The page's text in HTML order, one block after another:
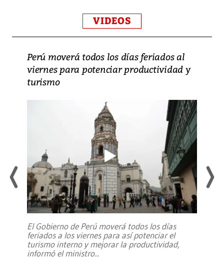
VIDEOS
Perú moverá todos los días feriados al
viernes para potenciar productividad y
turismo
El Gobierno de Perú moverá todos los días
feriados a los viernes para así potenciar el
turismo interno y mejorar la productividad,
informó el ministro...